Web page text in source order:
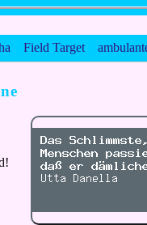
Field Target